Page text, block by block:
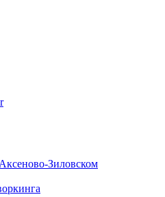
Зиловском